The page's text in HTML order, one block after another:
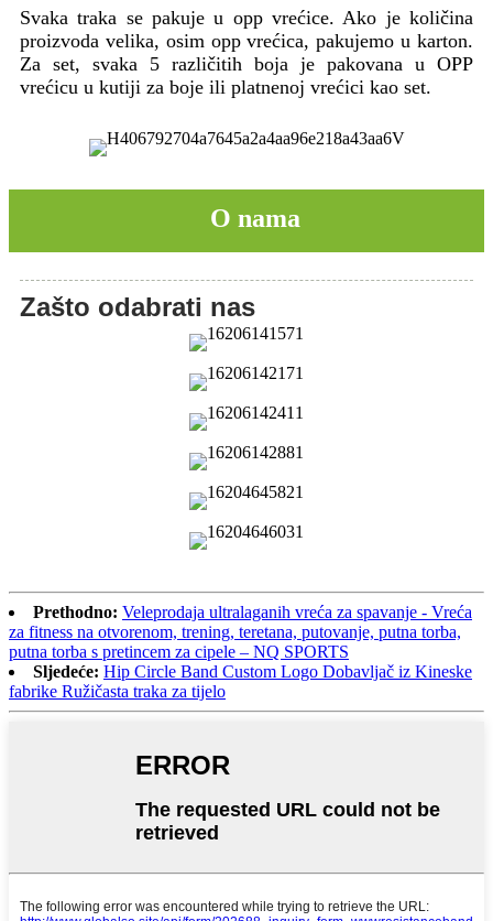
Svaka traka se pakuje u opp vrećice. Ako je količina
proizvoda velika, osim opp vrećica, pakujemo u karton.
Za set, svaka 5 različitih boja je pakovana u OPP
vrećicu u kutiji za boje ili platnenoj vrećici kao set.
O nama
Zašto odabrati nas
Prethodno: Veleprodaja ultralaganih vreća za spavanje - Vreća
za fitness na otvorenom, trening, teretana, putovanje, putna torba,
putna torba s pretincem za cipele – NQ SPORTS
Sljedeće: Hip Circle Band Custom Logo Dobavljač iz Kineske
fabrike Ružičasta traka za tijelo